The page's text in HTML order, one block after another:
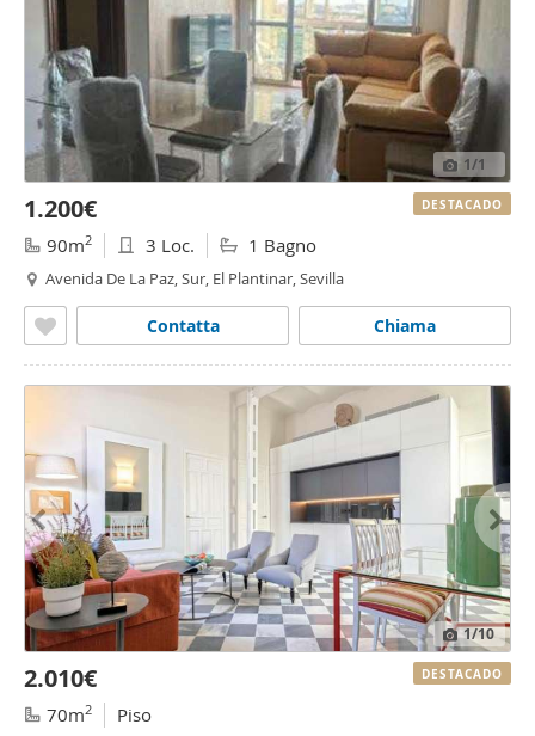
1/1
1.200€
90m2 3 Loc. 1 Bagno
Avenida De La Paz, Sur, El Plantinar, Sevilla
Chiama
Contatta
DESTACADO
1/10
2.010€
70m2 Piso
DESTACADO